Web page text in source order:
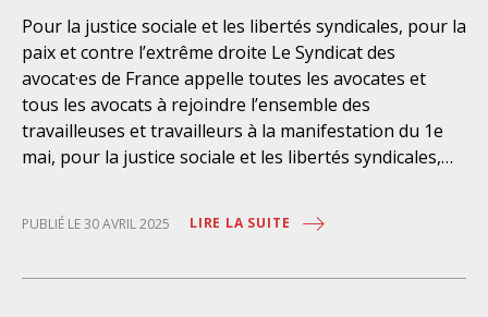
vise uniquement à « expliciter la procédure dont fait
l’objet le retenu ainsi que les droits qui découlent de
celle-ci et dont il bénéficie ». De telles dispositions
n’ont pour but, derrière l’affichage illusoire d’une
assistance juridique, que d’empêcher les retenus
d’exercer un recours contre la décision administrative
est en outre manifestement incompatible avec
place les avocats titulaires dans une situation de
Pour la justice sociale et les libertés syndicales, pour la
paix et contre l’extrême droite Le Syndicat des
avocat·es de France appelle toutes les avocates et
tous les avocats à rejoindre l’ensemble des
travailleuses et travailleurs à la manifestation du 1e
mai, pour la justice sociale et les libertés syndicales,
mai à toutes et tous, soyons nombreuses et
PUBLIÉ LE 30 AVRIL 2025 LIRE LA SUITE